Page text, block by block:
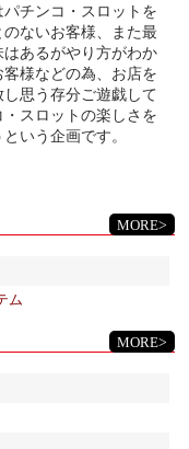
チンコ・スロットを
ないお客様、また最
あるがやり方がわか
客様などの為、お店を
思う存分ご遊戯して
スロットの楽しさを
いう企画です。
MORE
ム
MORE